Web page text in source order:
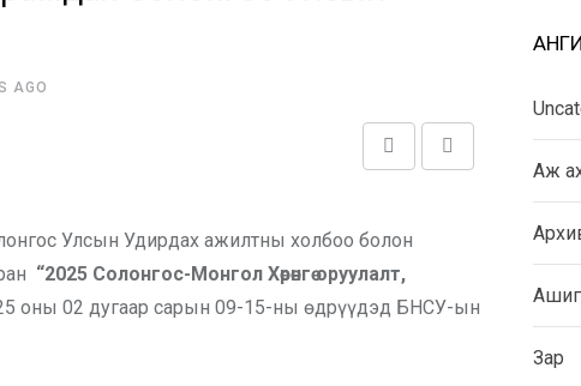
AGO
Улсын Удирдах ажилтны холбоо болон
“2025 Солонгос-Монгол Хөрөнгө оруулалт,
оны 02 дугаар сарын 09-15-ны өдрүүдэд БНСУ-ын
Аж
Зар